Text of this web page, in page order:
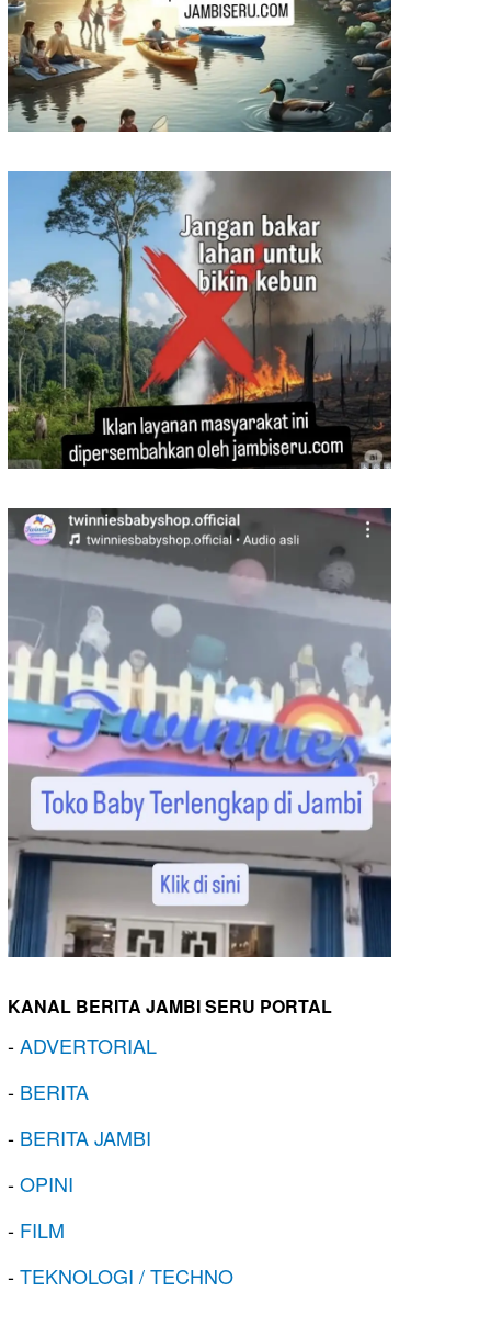
KANAL BERITA JAMBI SERU PORTAL
-ADVERTORIAL
- BERITA
- BERITA JAMBI
-OPINI
- FILM
-TEKNOLOGI / TECHNO